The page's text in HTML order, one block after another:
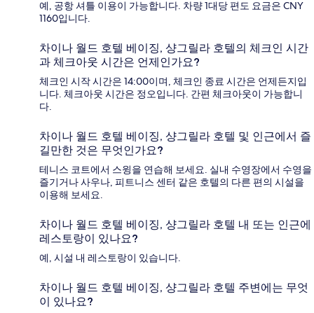
예, 공항 셔틀 이용이 가능합니다. 차량 1대당 편도 요금은 CNY
1160입니다.
차이나 월드 호텔 베이징, 샹그릴라 호텔의 체크인 시간
과 체크아웃 시간은 언제인가요?
체크인 시작 시간은 14:00이며, 체크인 종료 시간은 언제든지입
니다. 체크아웃 시간은 정오입니다. 간편 체크아웃이 가능합니
다.
차이나 월드 호텔 베이징, 샹그릴라 호텔 및 인근에서 즐
길만한 것은 무엇인가요?
테니스 코트에서 스윙을 연습해 보세요. 실내 수영장에서 수영을
즐기거나 사우나, 피트니스 센터 같은 호텔의 다른 편의 시설을
이용해 보세요.
차이나 월드 호텔 베이징, 샹그릴라 호텔 내 또는 인근에
레스토랑이 있나요?
예, 시설 내 레스토랑이 있습니다.
차이나 월드 호텔 베이징, 샹그릴라 호텔 주변에는 무엇
이 있나요?